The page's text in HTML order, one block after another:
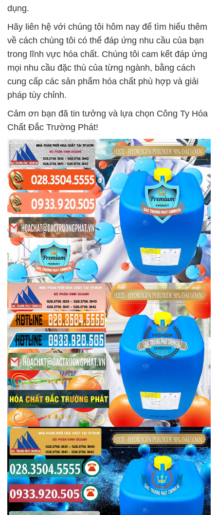
dụng.
Hãy liên hệ với chúng tôi hôm nay để tìm hiểu thêm
về cách chúng tôi có thể đáp ứng nhu cầu của bạn
trong lĩnh vực hóa chất. Chúng tôi cam kết đáp ứng
mọi nhu cầu đặc thù của từng ngành, bằng cách
cung cấp các sản phẩm hóa chất phù hợp và giải
pháp tùy chỉnh.
Cảm ơn bạn đã tin tưởng và lựa chọn Công Ty Hóa
Chất Đắc Trường Phát!